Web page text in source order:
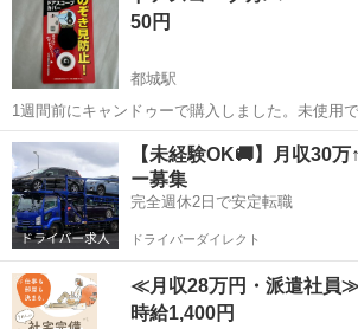
50円
都城駅
1週間前にキャンドゥーで購入しました。未使用
ご確認ください。
宮崎 都城市 都城駅 防災、セキュリ
【未経験OK🚚】月収30
ー募集
完全週休2日で安定転職
ドライバーダイレクト
≪月収28万円・派遣社員
時給1,400円